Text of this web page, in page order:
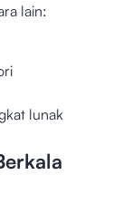
lain:
lunak